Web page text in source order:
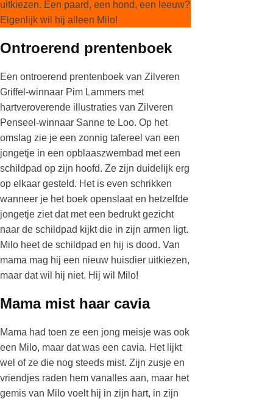
uitkiezen. Een paard, een hond, een leeuw?
Eigenlijk wil hij alleen Milo!
Ontroerend prentenboek
Een ontroerend prentenboek van Zilveren
Griffel-winnaar Pim Lammers met
hartveroverende illustraties van Zilveren
Penseel-winnaar Sanne te Loo. Op het
omslag zie je een zonnig tafereel van een
jongetje in een opblaaszwembad met een
schildpad op zijn hoofd. Ze zijn duidelijk erg
op elkaar gesteld. Het is even schrikken
wanneer je het boek openslaat en hetzelfde
jongetje ziet dat met een bedrukt gezicht
naar de schildpad kijkt die in zijn armen ligt.
Milo heet de schildpad en hij is dood. Van
mama mag hij een nieuw huisdier uitkiezen,
maar dat wil hij niet. Hij wil Milo!
Mama mist haar cavia
Mama had toen ze een jong meisje was ook
een Milo, maar dat was een cavia. Het lijkt
wel of ze die nog steeds mist. Zijn zusje en
vriendjes raden hem vanalles aan, maar het
gemis van Milo voelt hij in zijn hart, in zijn